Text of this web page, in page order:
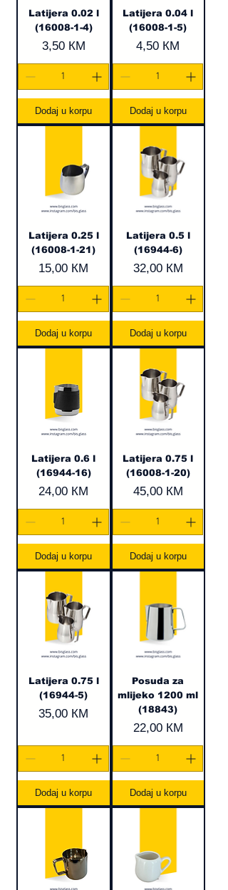
Latijera 0.02 l
(16008-1-4)
Cijena
3,50 КМ
Dodaj u korpu
Latijera 0.04 l
(16008-1-5)
Cijena
4,50 КМ
Dodaj u korpu
Latijera 0.25 l
(16008-1-21)
Cijena
15,00 КМ
Dodaj u korpu
Latijera 0.5 l
(16944-6)
Cijena
32,00 КМ
Dodaj u korpu
Latijera 0.6 l
(16944-16)
Cijena
24,00 КМ
Dodaj u korpu
Latijera 0.75 l
(16008-1-20)
Cijena
45,00 КМ
Dodaj u korpu
Latijera 0.75 l
(16944-5)
Cijena
35,00 КМ
Dodaj u korpu
Posuda za
mlijeko 1200 ml
(18843)
Cijena
22,00 КМ
Dodaj u korpu